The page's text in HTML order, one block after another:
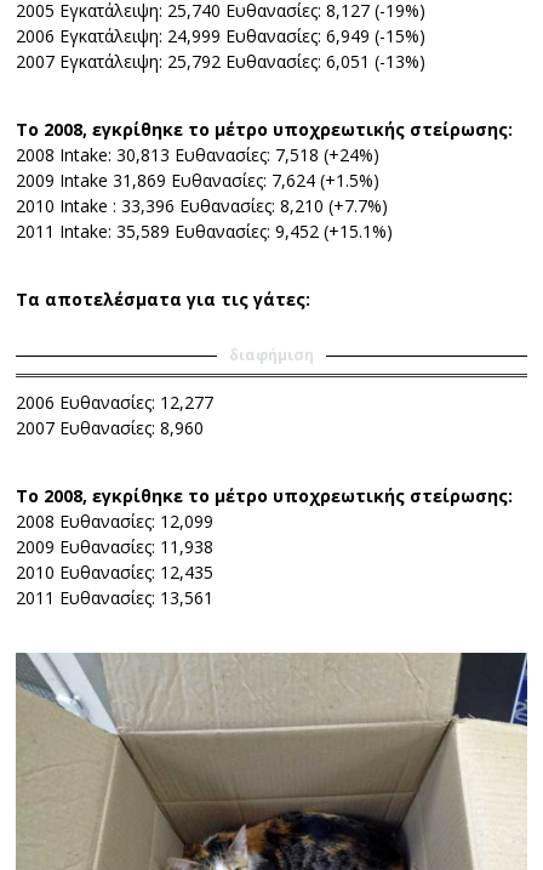
2005 Εγκατάλειψη: 25,740 Ευθανασίες: 8,127 (-19%)
2006 Εγκατάλειψη: 24,999 Ευθανασίες: 6,949 (-15%)
2007 Εγκατάλειψη: 25,792 Ευθανασίες: 6,051 (-13%)
Το 2008, εγκρίθηκε το μέτρο υποχρεωτικής στείρωσης:
2008 Intake: 30,813 Ευθανασίες: 7,518 (+24%)
2009 Intake 31,869 Ευθανασίες: 7,624 (+1.5%)
2010 Intake : 33,396 Ευθανασίες: 8,210 (+7.7%)
2011 Intake: 35,589 Ευθανασίες: 9,452 (+15.1%)
Τα αποτελέσματα για τις γάτες:
διαφήμιση
2006 Ευθανασίες: 12,277
2007 Ευθανασίες: 8,960
Το 2008, εγκρίθηκε το μέτρο υποχρεωτικής στείρωσης:
2008 Ευθανασίες: 12,099
2009 Ευθανασίες: 11,938
2010 Ευθανασίες: 12,435
2011 Ευθανασίες: 13,561